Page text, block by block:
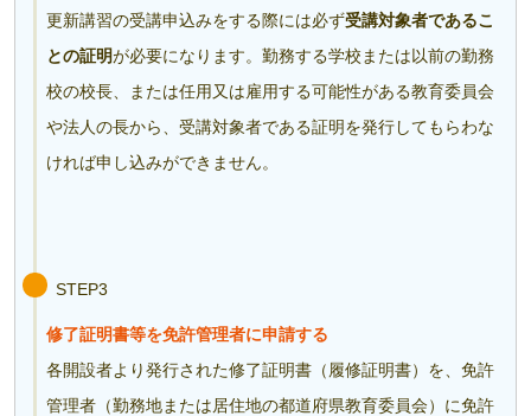
更新講習の受講申込みをする際には必ず受講対象者であるこ
との証明が必要になります。勤務する学校または以前の勤務
校の校長、または任用又は雇用する可能性がある教育委員会
や法人の長から、受講対象者である証明を発行してもらわな
ければ申し込みができません。
STEP3
修了証明書等を免許管理者に申請する
各開設者より発行された修了証明書（履修証明書）を、免許
管理者（勤務地または居住地の都道府県教育委員会）に免許